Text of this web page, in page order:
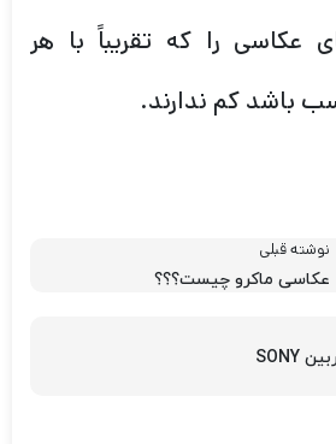
عکاسی را که تقریباً با هر
باشد کم ندارند.
نوشته قبلی
عکاسی ماکرو چیست؟؟؟
بررسی و مشخصات دوربین SONY